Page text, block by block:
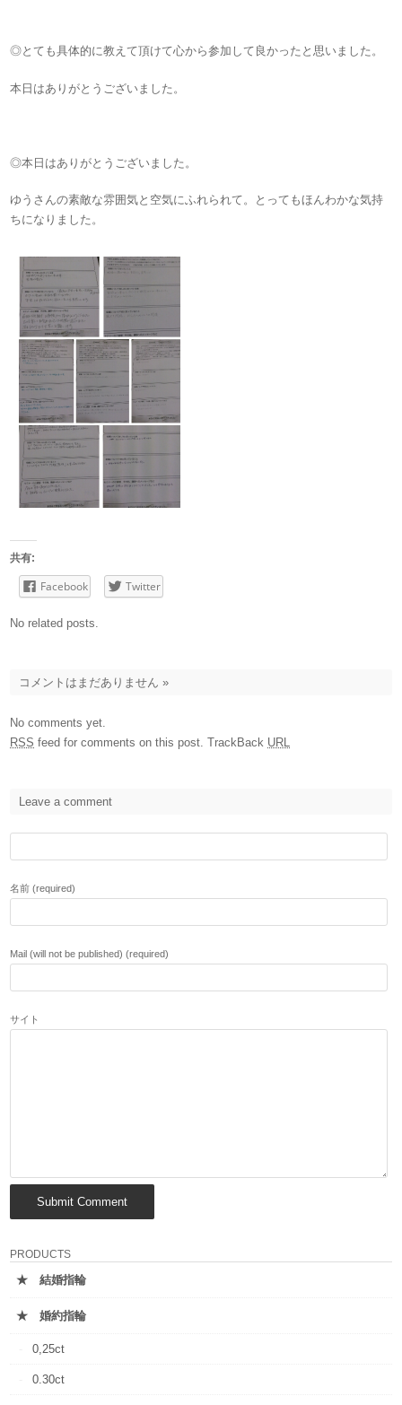
◎とても具体的に教えて頂けて心から参加して良かったと思いました。
本日はありがとうございました。
◎本日はありがとうございました。
ゆうさんの素敵な雰囲気と空気にふれられて。とってもほんわかな気持
ちになりました。
共有:
Facebook Twitter
No related posts.
コメントはまだありません»
No comments yet.
RSS feed for comments on this post. TrackBack URL
Leave a comment
名前 (required)
Mail (will not be published) (required)
サイト
PRODUCTS
★ 結婚指輪
★ 婚約指輪
0,25ct
0.30ct